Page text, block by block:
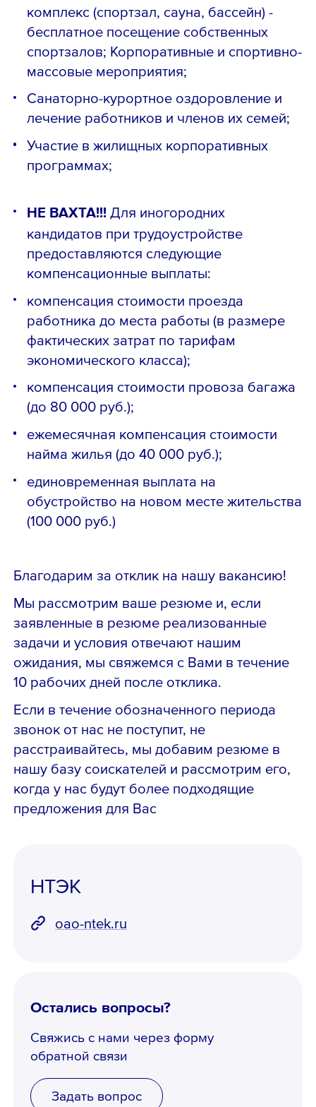
комплекс (спортзал, сауна, бассейн) -
бесплатное посещение собственных
спортзалов; Корпоративные и спортивно-
массовые мероприятия;
Санаторно-курортное оздоровление и
лечение работников и членов их семей;
Участие в жилищных корпоративных
программах;
НЕ ВАХТА!!!Для иногородних
кандидатов при трудоустройстве
предоставляются следующие
компенсационные выплаты:
компенсация стоимости проезда
работника до места работы (в размере
фактических затрат по тарифам
экономического класса);
компенсация стоимости провоза багажа
(до 80 000 руб.);
ежемесячная компенсация стоимости
найма жилья (до 40 000 руб.);
единовременная выплата на
обустройство на новом месте жительства
(100 000 руб.)
Благодарим за отклик на нашу вакансию!
Мы рассмотрим ваше резюме и, если
заявленные в резюме реализованные
задачи и условия отвечают нашим
ожидания, мы свяжемся с Вами в течение
10 рабочих дней после отклика.
Если в течение обозначенного периода
звонок от нас не поступит, не
расстраивайтесь, мы добавим резюме в
нашу базу соискателей и рассмотрим его,
когда у нас будут более подходящие
предложения для Вас
НТЭК
oao-ntek.ru
Остались вопросы?
Свяжись с нами через форму
обратной связи
Задать вопрос